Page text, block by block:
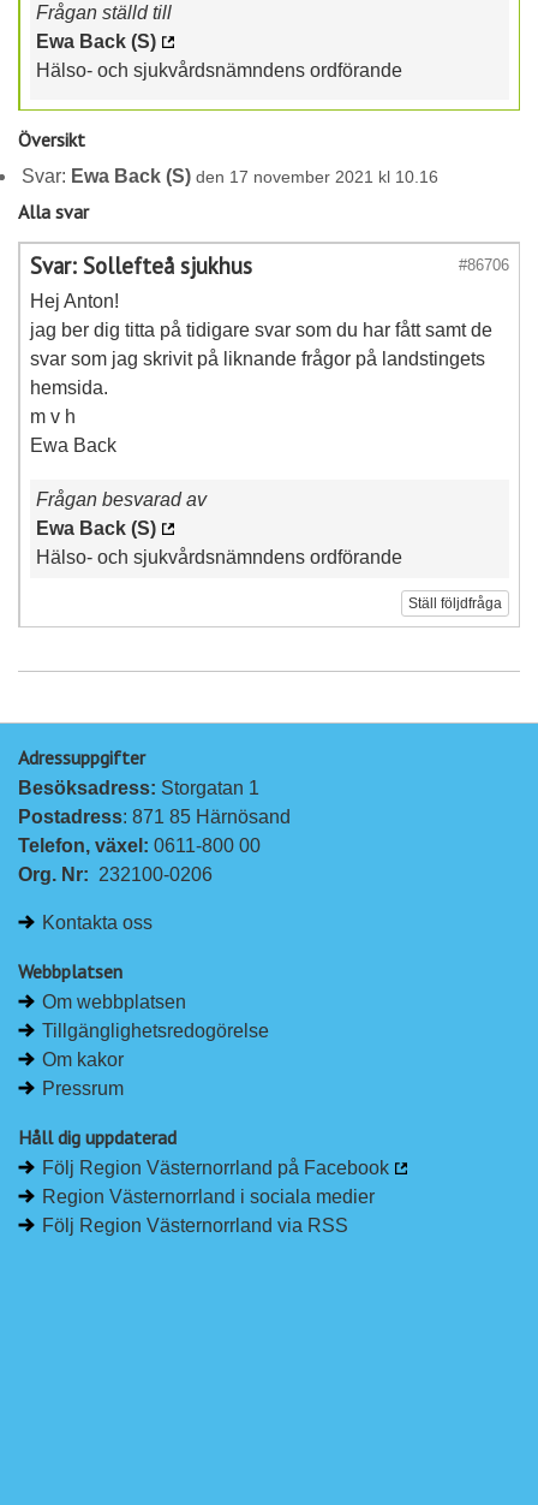
Frågan ställd till
Ewa Back (S)
Hälso- och sjukvårdsnämndens ordförande
Översikt
Svar: Ewa Back (S) den 17 november 2021 kl 10.16
Alla svar
#86706
Svar: Sollefteå sjukhus
Hej Anton!
jag ber dig titta på tidigare svar som du har fått samt de
svar som jag skrivit på liknande frågor på landstingets
hemsida.
m v h
Ewa Back
Frågan besvarad av
Ewa Back (S)
Hälso- och sjukvårdsnämndens ordförande
Ställ följdfråga
Adressuppgifter
Besöksadress: Storgatan 1
Postadress: 871 85 Härnösand
Telefon, växel: 0611-800 00
Org. Nr: 232100-0206
Kontakta oss
Webbplatsen
Om webbplatsen
Tillgänglighetsredogörelse
Om kakor
Pressrum
Håll dig uppdaterad
Följ Region Västernorrland på Facebook
Region Västernorrland i sociala medier
Följ Region Västernorrland via RSS